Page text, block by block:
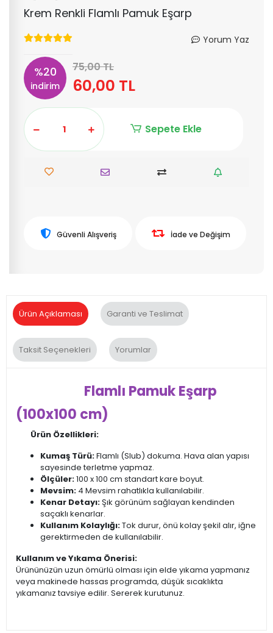
Krem Renkli Flamlı Pamuk Eşarp
Yorum Yaz
%20
indirim
75,00 TL
60,00 TL
Sepete Ekle
Güvenli Alışveriş İade ve Değişim
Ürün Açıklaması Garanti ve Teslimat
Taksit Seçenekleri Yorumlar
Flamlı Pamuk Eşarp
(100x100 cm)
Ürün Özellikleri:
Kumaş Türü:Flamlı (Slub) dokuma. Hava alan yapısı
sayesinde terletme yapmaz.
Ölçüler:100 x 100 cm standart kare boyut.
Mevsim: 4 Mevsim rahatlıkla kullanılabilir.
Kenar Detayı:Şık görünüm sağlayan kendinden
saçaklı kenarlar.
Kullanım Kolaylığı:Tok durur, önü kolay şekil alır, iğne
gerektirmeden de kullanılabilir.
Kullanım ve Yıkama Önerisi:
Ürününüzün uzun ömürlü olması için elde yıkama yapmanız
veya makinede hassas programda, düşük sıcaklıkta
yıkamanız tavsiye edilir. Sererek kurutunuz.